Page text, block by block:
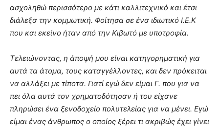
ασχοληθώ περισσότερο με κάτι καλλιτεχνικό και έτσι
διάλεξα την κομμωτική. Φοίτησα σε ένα ιδιωτικό Ι.Ε.Κ
που και εκείνο ήταν από την Κιβωτό με υποτροφία.
Τελειώνοντας, η άποψή μου είναι κατηγορηματική για
αυτά τα άτομα, τους καταγγέλλοντες, και δεν πρόκειται
να αλλάξει με τίποτα. Γιατί εγώ δεν είμαι Γ. που για να
πει όλα αυτά τον χρηματοδότησαν ή του είχανε
πληρώσει ένα ξενοδοχείο πολυτελείας για να μένει. Εγώ
είμαι ένας άνθρωπος ο οποίος ξέρει τι ακριβώς έχει γίνει